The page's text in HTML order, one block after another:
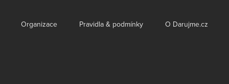
Organizace Pravidla & podmínky O Darujme.cz